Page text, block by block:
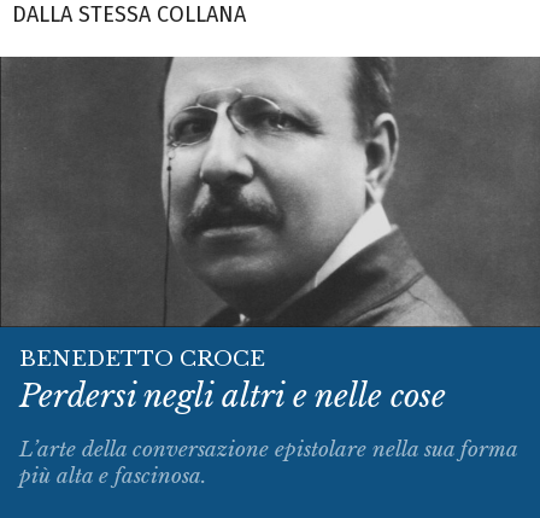
DALLA STESSA COLLANA
BENEDETTO CROCE
Perdersi negli altri e nelle cose
L’arte della conversazione epistolare nella sua forma
più alta e fascinosa.